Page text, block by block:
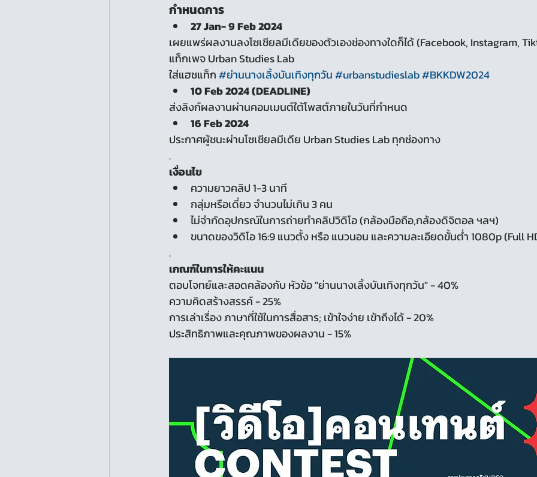
กำหนดการ
27 Jan- 9 Feb 2024
เผยแพร่ผลงานลงโซเชียลมีเดียของตัวเองช่องทางใดก็ได้ (Facebook, Instagram,
แท็กเพจ Urban Studies Lab
ใส่แฮชแท็ก #ย่านนางเลิ้งบันเทิงทุกวัน#urbanstudieslab#BKKDW2024
10 Feb 2024 (DEADLINE)
ส่งลิงก์ผลงานผ่านคอมเมนต์ใต้โพสต์ภายในวันที่กำหนด
16 Feb 2024
ประกาศผู้ชนะผ่านโซเชียลมีเดีย Urban Studies Lab ทุกช่องทาง
.
เงื่อนไข
ความยาวคลิป 1-3 นาที
กลุ่มหรือเดี่ยว จำนวนไม่เกิน 3 คน
ไม่จำกัดอุปกรณ์ในการถ่ายทำคลิปวิดิโอ (กล้องมือถือ,กล้องดิจิตอล ฯลฯ)
ขนาดของวิดิโอ 16:9 แนวตั้ง หรือ แนวนอน และความละเอียดขั้นต่ำ 1080p (Full
.
เกณฑ์ในการให้คะแนน
ตอบโจทย์และสอดคล้องกับ หัวข้อ "ย่านนางเลิ้งบันเทิงทุกวัน" - 40%
ความคิดสร้างสรรค์ - 25%
การเล่าเรื่อง ภาษาที่ใช้ในการสื่อสาร; เข้าใจง่าย เข้าถึงได้ - 20%
ประสิทธิภาพและคุณภาพของผลงาน - 15%